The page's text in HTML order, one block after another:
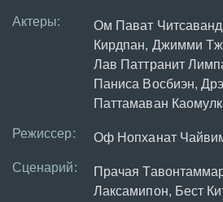
Актеры:
Ом Пават
Кирдпан, Джимми
Лав Паттранит
Паниса Восбиэн,
Паттамаван
Режиссер: Оф Нопханат
Сценарий:
Прачая
Лаксамипон, Бест